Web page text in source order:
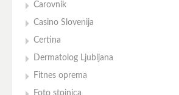
Čarovnik
Casino Slovenija
Certina
Dermatolog Ljubljana
Fitnes oprema
Foto stojnica